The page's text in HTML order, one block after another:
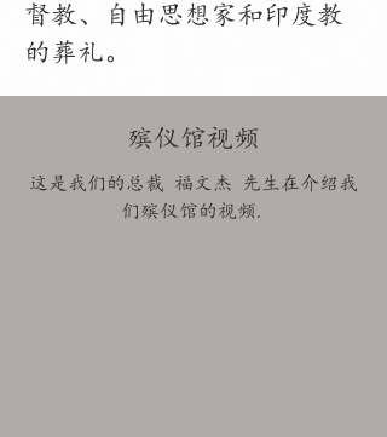
督教、自由思想家和印度教
的葬礼。
殡仪馆视频
这是我们的总裁 福文杰 先生在介绍我
们殡仪馆的视频.